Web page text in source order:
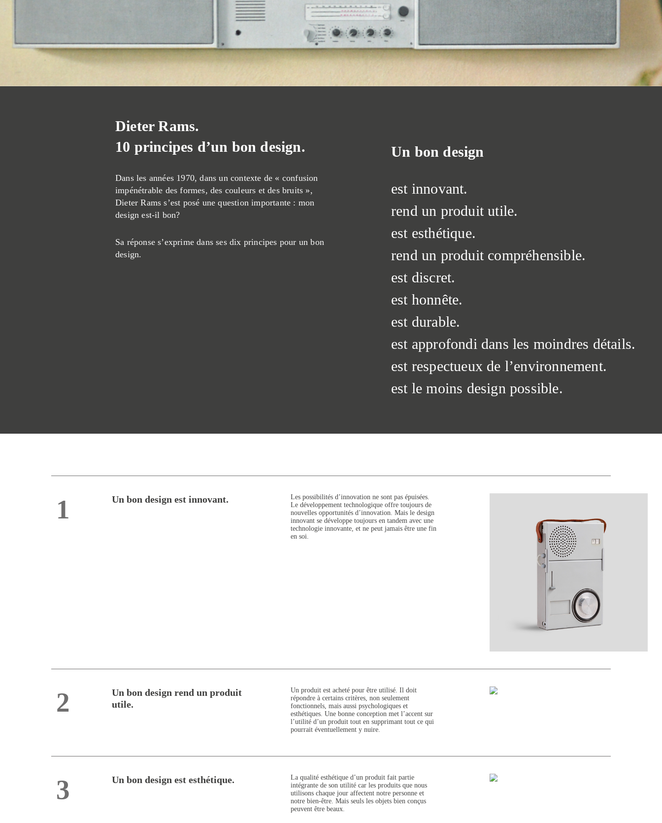
Dieter Rams.
10 principes d’un bon design.
Dans les années 1970, dans un contexte de « confusion
impénétrable des formes, des couleurs et des bruits »,
Dieter Rams s’est posé une question importante : mon
design est-il bon?
Sa réponse s’exprime dans ses dix principes pour un bon
design.
Un bon design
est innovant.
rend un produit utile.
est esthétique.
rend un produit compréhensible.
est discret.
est honnête.
est durable.
est approfondi dans les moindres détails.
est respectueux de l’environnement.
est le moins design possible.
1 Un bon design est innovant.
Les possibilités d’innovation ne sont pas épuisées.
Le développement technologique offre toujours de
nouvelles opportunités d’innovation. Mais le design
innovant se développe toujours en tandem avec une
technologie innovante, et ne peut jamais être une fin
en soi.
2
Un bon design rend un produit
utile.
Un produit est acheté pour être utilisé. Il doit
répondre à certains critères, non seulement
fonctionnels, mais aussi psychologiques et
esthétiques. Une bonne conception met l’accent sur
l’utilité d’un produit tout en supprimant tout ce qui
pourrait éventuellement y nuire.
3 Un bon design est esthétique.
La qualité esthétique d’un produit fait partie
intégrante de son utilité car les produits que nous
utilisons chaque jour affectent notre personne et
notre bien-être. Mais seuls les objets bien conçus
peuvent être beaux.